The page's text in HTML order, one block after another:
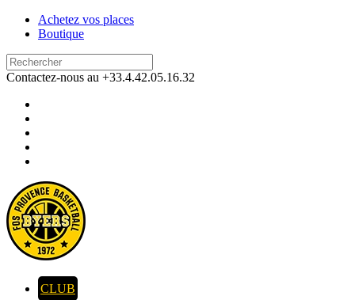
Achetez vos places
Boutique
Contactez-nous au +33.4.42.05.16.32
CLUB